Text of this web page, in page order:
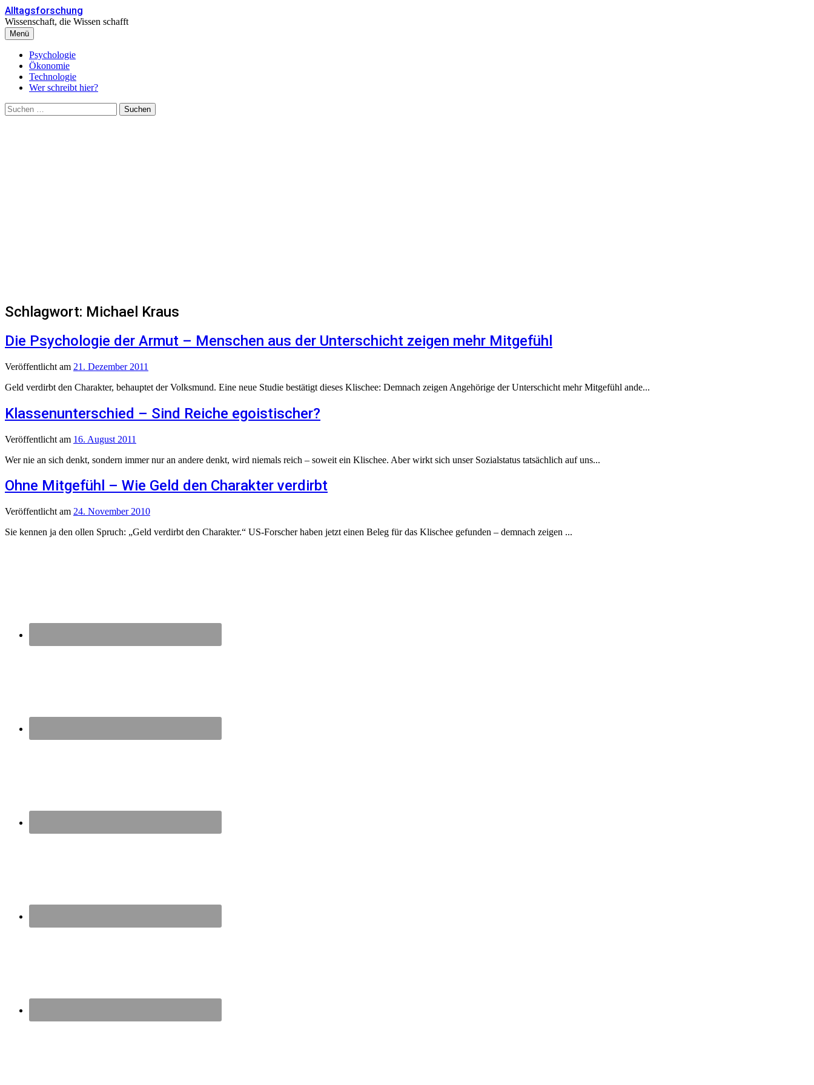
Zum
Inhalt
überspringen
Alltagsforschung
Wissenschaft, die Wissen schafft
Menü
Psychologie
Ökonomie
Technologie
Wer schreibt hier?
Suchen
nach:
Schlagwort: Michael Kraus
Die Psychologie der Armut – Menschen aus der Unterschicht zeigen mehr Mitgefühl
Veröffentlicht am 21. Dezember 2011
Geld verdirbt den Charakter, behauptet der Volksmund. Eine neue Studie bestätigt dieses Klischee: Demnach zeigen Angehörige der Unterschicht mehr Mitgefühl ande...
Klassenunterschied – Sind Reiche egoistischer?
Veröffentlicht am 16. August 2011
Wer nie an sich denkt, sondern immer nur an andere denkt, wird niemals reich – soweit ein Klischee. Aber wirkt sich unser Sozialstatus tatsächlich auf uns...
Ohne Mitgefühl – Wie Geld den Charakter verdirbt
Veröffentlicht am 24. November 2010
Sie kennen ja den ollen Spruch: „Geld verdirbt den Charakter.“ US-Forscher haben jetzt einen Beleg für das Klischee gefunden – demnach zeigen ...